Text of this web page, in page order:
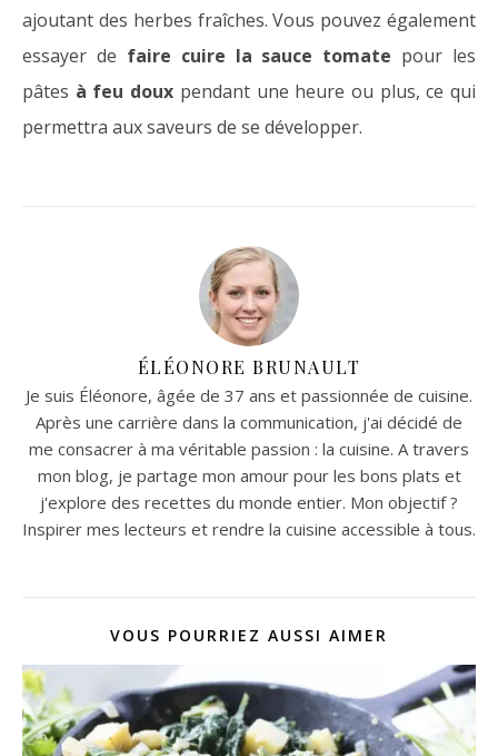
ajoutant des herbes fraîches. Vous pouvez également
essayer de faire cuire la sauce tomate pour les
pâtes à feu doux pendant une heure ou plus, ce qui
permettra aux saveurs de se développer.
ÉLÉONORE BRUNAULT
Je suis Éléonore, âgée de 37 ans et passionnée de cuisine.
Après une carrière dans la communication, j'ai décidé de
me consacrer à ma véritable passion : la cuisine. A travers
mon blog, je partage mon amour pour les bons plats et
j'explore des recettes du monde entier. Mon objectif ?
Inspirer mes lecteurs et rendre la cuisine accessible à tous.
VOUS POURRIEZ AUSSI AIMER